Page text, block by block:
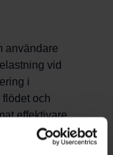
användare
vid
i
och
effektivare
värme. Detta kan
att integrera